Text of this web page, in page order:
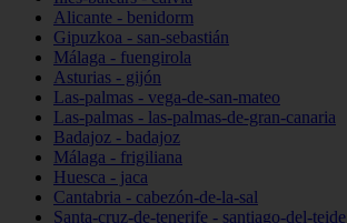
Alicante - benidorm
Gipuzkoa - san-sebastián
Málaga - fuengirola
Asturias - gijón
Las-palmas - vega-de-san-mateo
Las-palmas - las-palmas-de-gran-canaria
Badajoz - badajoz
Málaga - frigiliana
Huesca - jaca
Cantabria - cabezón-de-la-sal
Santa-cruz-de-tenerife - santiago-del-teide